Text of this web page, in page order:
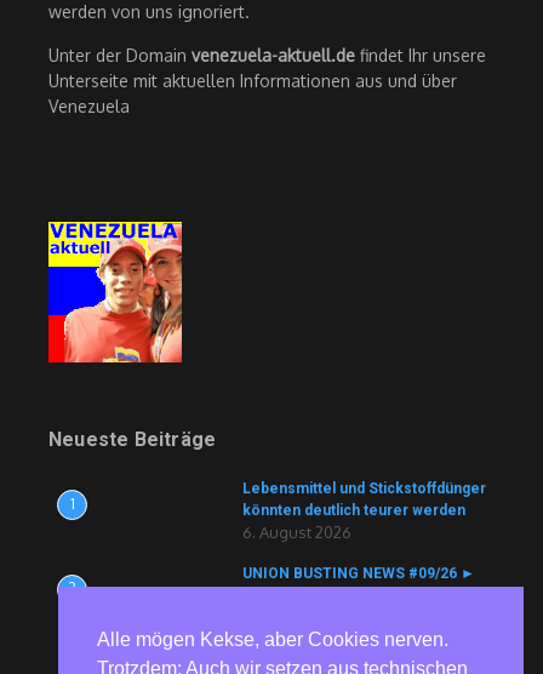
werden von uns ignoriert.
Unter der Domain venezuela-aktuell.de findet Ihr unsere
Unterseite mit aktuellen Informationen aus und über
Venezuela
Neueste Beiträge
1
Lebensmittel und Stickstoffdünger
könnten deutlich teurer werden
6. August 2026
2
UNION BUSTING NEWS #09/26 ►
► Nutracorp
6. August 2026
Alle mögen Kekse, aber Cookies nerven.
Trotzdem: Auch wir setzen aus technischen